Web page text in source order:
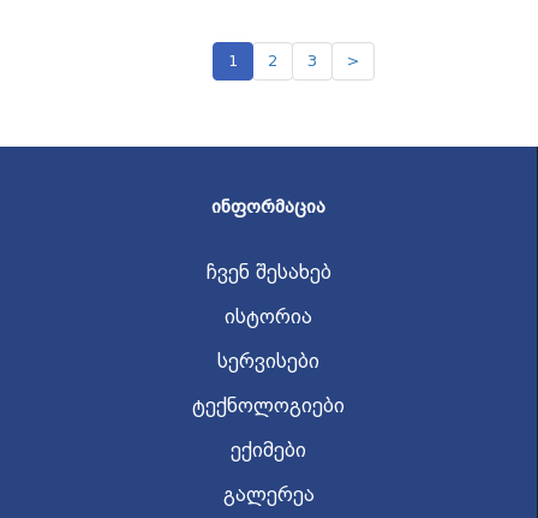
1 2 3 >
ᲘᲜᲤᲝᲠᲛᲐᲪᲘᲐ
ჩვენ შესახებ
ისტორია
სერვისები
ტექნოლოგიები
ექიმები
გალერეა